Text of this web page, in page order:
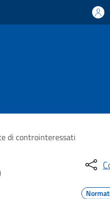
di controinteressati